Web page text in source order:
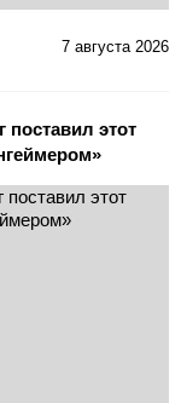
7 августа 2026
этот